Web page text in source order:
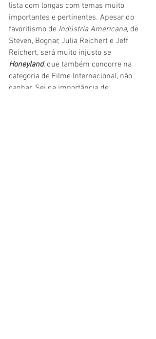
lista com longas com temas muito
importantes e pertinentes. Apesar do
favoritismo de Indústria Americana, de
Steven, Bognar, Julia Reichert e Jeff
Reichert, será muito injusto se
Honeyland, que também concorre na
categoria de Filme Internacional, não
ganhar. Sei da importância de